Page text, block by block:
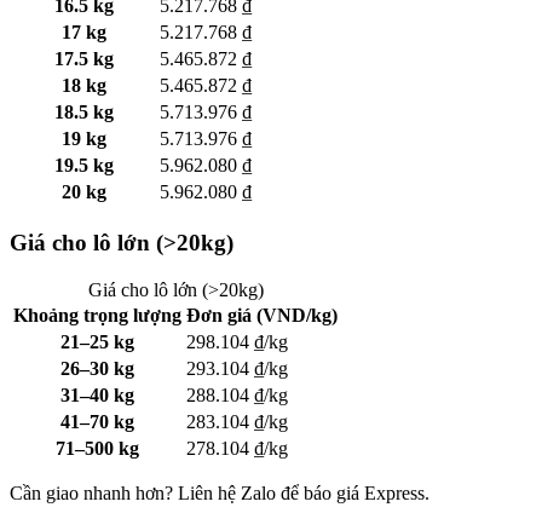
16.5 kg
5.217.768 ₫
17 kg
5.217.768 ₫
17.5 kg
5.465.872 ₫
18 kg
5.465.872 ₫
18.5 kg
5.713.976 ₫
19 kg
5.713.976 ₫
19.5 kg
5.962.080 ₫
20 kg
5.962.080 ₫
Giá cho lô lớn (>20kg)
Giá cho lô lớn (>20kg)
Khoảng trọng lượng Đơn giá (VND/kg)
21–25 kg
298.104 ₫/kg
26–30 kg
293.104 ₫/kg
31–40 kg
288.104 ₫/kg
41–70 kg
283.104 ₫/kg
71–500 kg
278.104 ₫/kg
Cần giao nhanh hơn? Liên hệ Zalo để báo giá Express.